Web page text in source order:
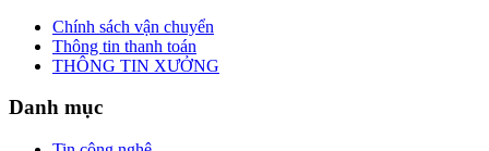
Chính sách vận chuyển
Thông tin thanh toán
THÔNG TIN XƯỞNG
Danh mục